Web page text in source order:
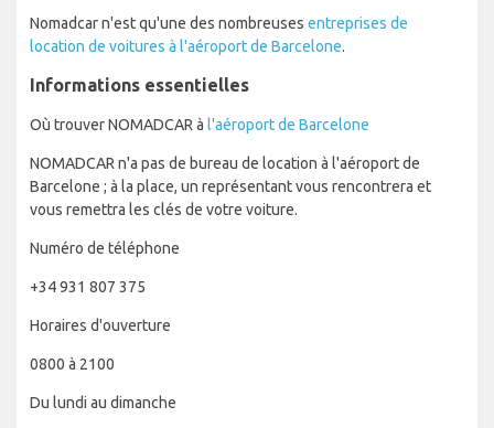
Nomadcar n'est qu'une des nombreuses entreprises de
location de voitures à l'aéroport de Barcelone.
Informations essentielles
Où trouver NOMADCAR à l'aéroport de Barcelone
NOMADCAR n'a pas de bureau de location à l'aéroport de
Barcelone ; à la place, un représentant vous rencontrera et
vous remettra les clés de votre voiture.
Numéro de téléphone
+34 931 807 375
Horaires d'ouverture
0800 à 2100
Du lundi au dimanche